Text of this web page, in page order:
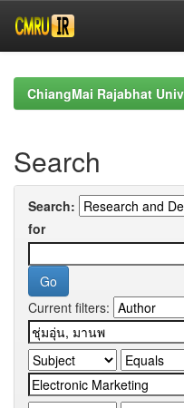
navigationChiangMai Rajabhat
Search
Search:
for
Current filters: